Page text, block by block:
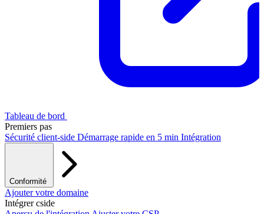
Tableau de bord
Premiers pas
Sécurité client-side Démarrage rapide en 5 min Intégration
Conformité
PCI DSS / PCI Shield
Ajouter votre domaine
Intégrer cside